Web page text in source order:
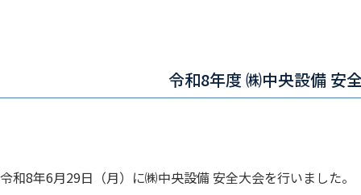
令和8年度 ㈱中央設備 安
令和8年6月29日（月）に㈱中央設備 安全大会を行いました。